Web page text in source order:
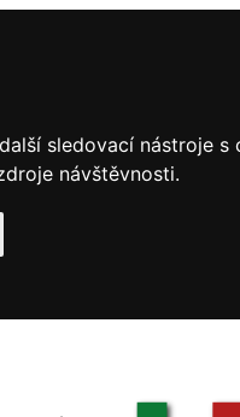
sledovací nástroje
návštěvnosti.